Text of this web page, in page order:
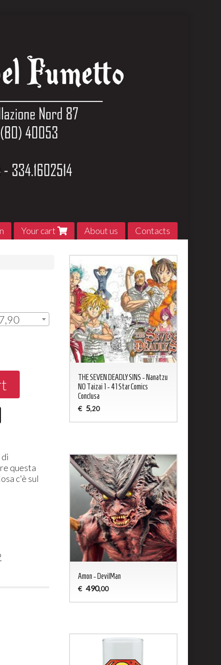
Your cart About us Contacts
questa
c'è sul
THE SEVEN DEADLY SINS - Nanatzu
NO Taizai 1 - 41 Star Comics
Conclusa
€ 5,20
Amon - DevilMan
€ 490,00